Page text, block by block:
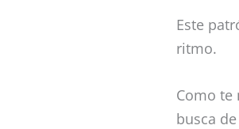
Este
ritmo.
Como te
busca